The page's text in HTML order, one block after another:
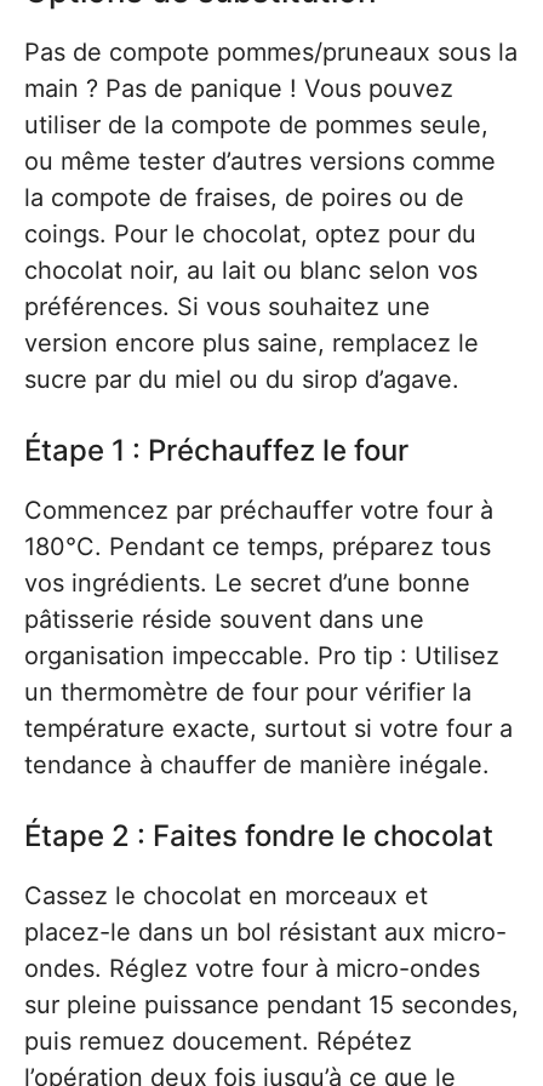
Pas de compote pommes/pruneaux sous la
main ? Pas de panique ! Vous pouvez
utiliser de la compote de pommes seule,
ou même tester d’autres versions comme
la compote de fraises, de poires ou de
coings. Pour le chocolat, optez pour du
chocolat noir, au lait ou blanc selon vos
préférences. Si vous souhaitez une
version encore plus saine, remplacez le
sucre par du miel ou du sirop d’agave.
Étape 1 : Préchauffez le four
Commencez par préchauffer votre four à
180°C. Pendant ce temps, préparez tous
vos ingrédients. Le secret d’une bonne
pâtisserie réside souvent dans une
organisation impeccable. Pro tip : Utilisez
un thermomètre de four pour vérifier la
température exacte, surtout si votre four a
tendance à chauffer de manière inégale.
Étape 2 : Faites fondre le chocolat
Cassez le chocolat en morceaux et
placez-le dans un bol résistant aux micro-
ondes. Réglez votre four à micro-ondes
sur pleine puissance pendant 15 secondes,
puis remuez doucement. Répétez
l’opération deux fois jusqu’à ce que le